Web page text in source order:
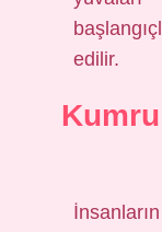
edilir.